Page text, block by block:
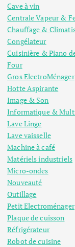
Cave à vin
Centrale Vapeur &
Chauffage &
Congélateur
Cuisinière & Piano
Four
Gros ElectroMénager
Hotte Aspirante
Image & Son
Informatique &
Lave Linge
Lave vaisselle
Machine à café
Matériels industriels
Micro-ondes
Nouveauté
Outillage
Petit Electroménager
Plaque de cuisson
Réfrigérateur
Robot de cuisine